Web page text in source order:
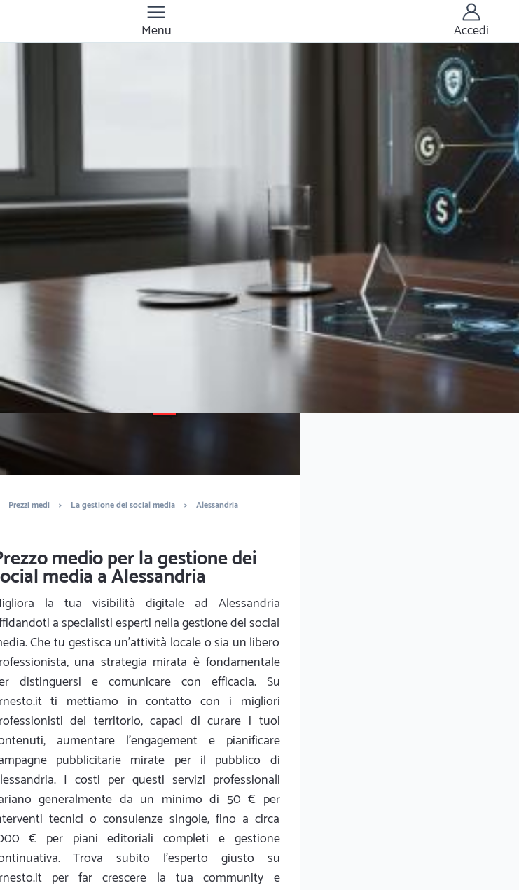
gestione dei social
media a Alessandria?
Prezzi e tariffe 2026
Il costo medio per la gestione dei social media
50€ a 1000€
Vuoi sapere il prezzo preciso per la gestione dei
social media? Ottieni preventivi gratuiti.
Prezzi medi > La gestione dei social media > Alessandria
medio per la gestione dei
media a Alessandria
la tua visibilità digitale ad Alessandria
a specialisti esperti nella gestione dei social
Che tu gestisca un’attività locale o sia un libero
una strategia mirata è fondamentale
distinguersi e comunicare con efficacia. Su
ti mettiamo in contatto con i migliori
del territorio, capaci di curare i tuoi
aumentare l'engagement e pianificare
pubblicitarie mirate per il pubblico di
I costi per questi servizi professionali
generalmente da un minimo di 50 € per
tecnici o consulenze singole, fino a circa
€ per piani editoriali completi e gestione
Trova subito l'esperto giusto su
per far crescere la tua community e
Menu Accedi